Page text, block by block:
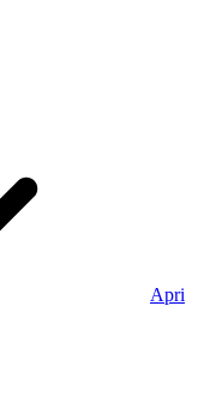
Apri